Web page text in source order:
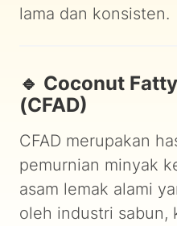
lama dan konsisten.
🔹 Coconut
(CFAD)
CFAD merupakan
pemurnian minyak
asam lemak alami
oleh industri sabun,